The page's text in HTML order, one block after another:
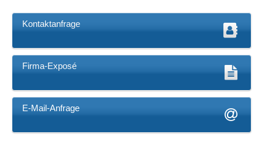
Kontaktanfrage
Firma-Exposé
E-Mail-Anfrage